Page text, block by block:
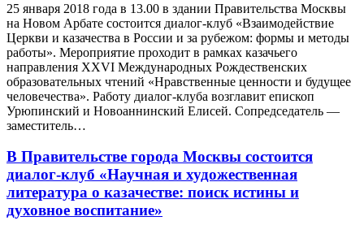
25 января 2018 года в 13.00 в здании Правительства Москвы
на Новом Арбате состоится диалог-клуб «Взаимодействие
Церкви и казачества в России и за рубежом: формы и методы
работы». Мероприятие проходит в рамках казачьего
направления XXVI Международных Рождественских
образовательных чтений «Нравственные ценности и будущее
человечества». Работу диалог-клуба возглавит епископ
Урюпинский и Новоаннинский Елисей. Сопредседатель —
заместитель…
В Правительстве города Москвы состоится
диалог-клуб «Научная и художественная
литература о казачестве: поиск истины и
духовное воспитание»